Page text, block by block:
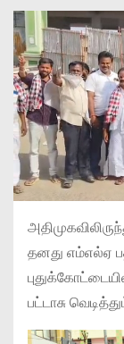
தனது எம்எல்ஏ
பட்டாசு